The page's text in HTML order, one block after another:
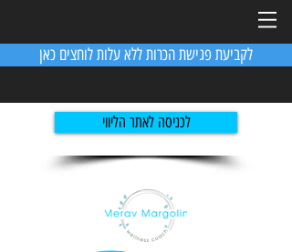
לקביעת פגישת הכרות ללא עלות לוחצים כאן
לכניסה לאתר הליווי